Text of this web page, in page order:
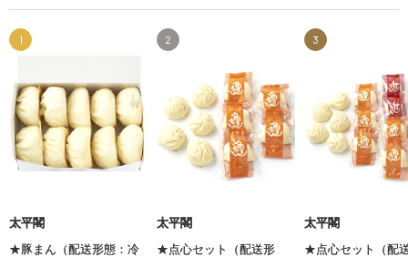
1
太平閣
★豚まん（配送形態：冷
2
太平閣
★点心セット（配送形
3
太平閣
★点心セット（配